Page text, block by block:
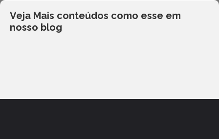
Veja Mais conteúdos como esse em
nosso blog